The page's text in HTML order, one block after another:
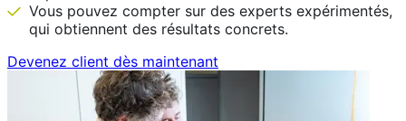
Vous pouvez compter sur des experts expérimentés,
qui obtiennent des résultats concrets.
Devenez client dès maintenant